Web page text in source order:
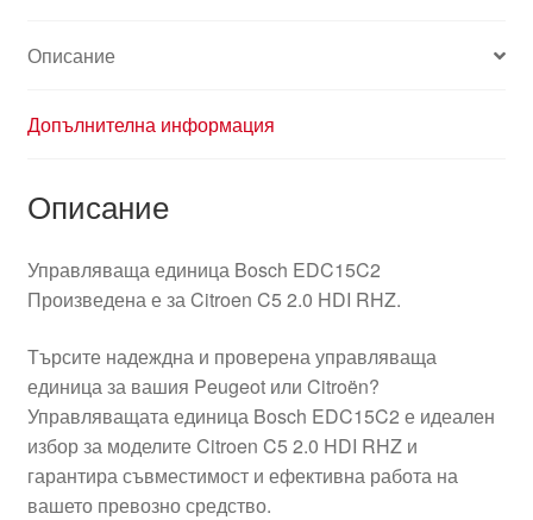
Описание
Допълнителна информация
Описание
Управляваща единица Bosch EDC15C2
Произведена е за Citroen C5 2.0 HDI RHZ.
Търсите надеждна и проверена управляваща
единица за вашия Peugeot или Citroën?
Управляващата единица Bosch EDC15C2 е идеален
избор за моделите Citroen C5 2.0 HDI RHZ и
гарантира съвместимост и ефективна работа на
вашето превозно средство.